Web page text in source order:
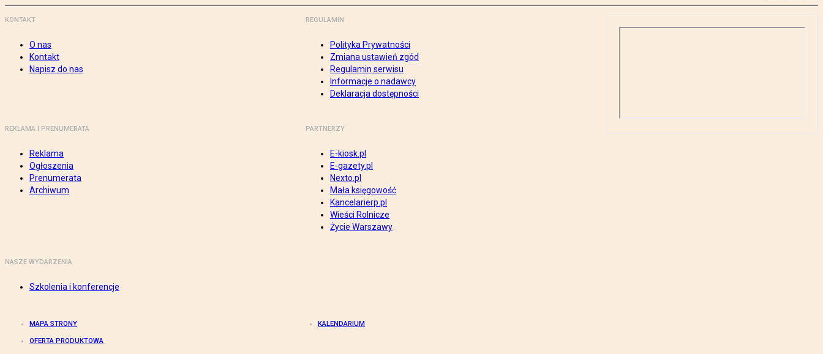
KONTAKT
O nas
Kontakt
Napisz do nas
REGULAMIN
Polityka Prywatności
Zmiana ustawień zgód
Regulamin serwisu
Informacje o nadawcy
Deklaracja dostępności
REKLAMA I PRENUMERATA
Reklama
Ogłoszenia
Prenumerata
Archiwum
PARTNERZY
E-kiosk.pl
E-gazety.pl
Nexto.pl
Mała księgowość
Kancelarierp.pl
Wieści Rolnicze
Życie Warszawy
NASZE WYDARZENIA
Szkolenia i konferencje
MAPA STRONY KALENDARIUM
OFERTA PRODUKTOWA